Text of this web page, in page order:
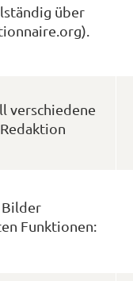
über
verschiedene
Bilder
Funktionen: